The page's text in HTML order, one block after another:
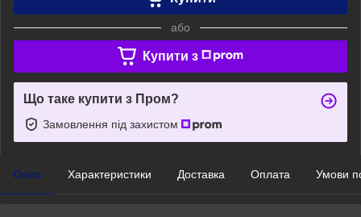
або
Купити з
Що таке купити з Пром?
Замовлення під захистом
Опис Характеристики Доставка Оплата Умови